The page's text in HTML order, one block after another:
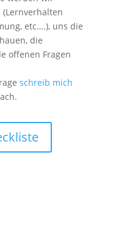
etc….), uns die
die
offenen Fragen
schreib mich